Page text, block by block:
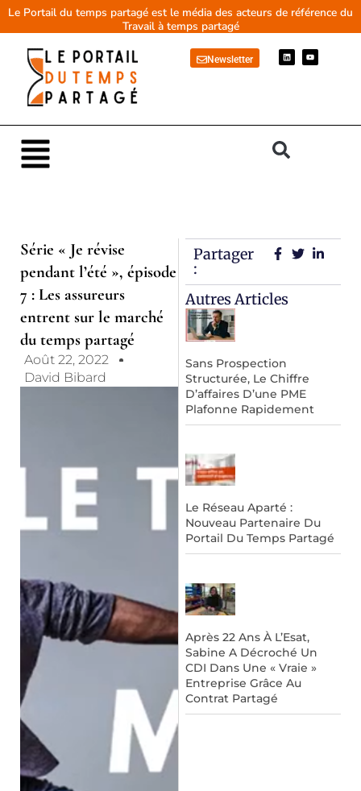
AllerLe Portail du temps partagé est le média des acteurs de référence du
Travail à temps partagé
Newsletter
L
i
n
Y
o
u
Main
Menu
Série « Je révise
pendant l’été », épisode
7 : Les assureurs
entrent sur le marché
du temps partagé
Août 22, 2022
David Bibard
Partager
:
Autres Articles
Sans Prospection
Structurée, Le Chiffre
D’affaires D’une PME
Plafonne Rapidement
Le Réseau Aparté :
Nouveau Partenaire Du
Portail Du Temps Partagé
Après 22 Ans À L’Esat,
Sabine A Décroché Un
CDI Dans Une « Vraie »
Entreprise Grâce Au
Contrat Partagé